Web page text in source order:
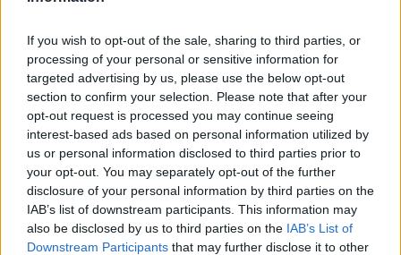
If you wish to opt-out of the sale, sharing to third parties, or
processing of your personal or sensitive information for
targeted advertising by us, please use the below opt-out
section to confirm your selection. Please note that after your
opt-out request is processed you may continue seeing
interest-based ads based on personal information utilized by
us or personal information disclosed to third parties prior to
your opt-out. You may separately opt-out of the further
disclosure of your personal information by third parties on the
IAB’s list of downstream participants. This information may
also be disclosed by us to third parties on the IAB’s List of
Downstream Participants that may further disclose it to other